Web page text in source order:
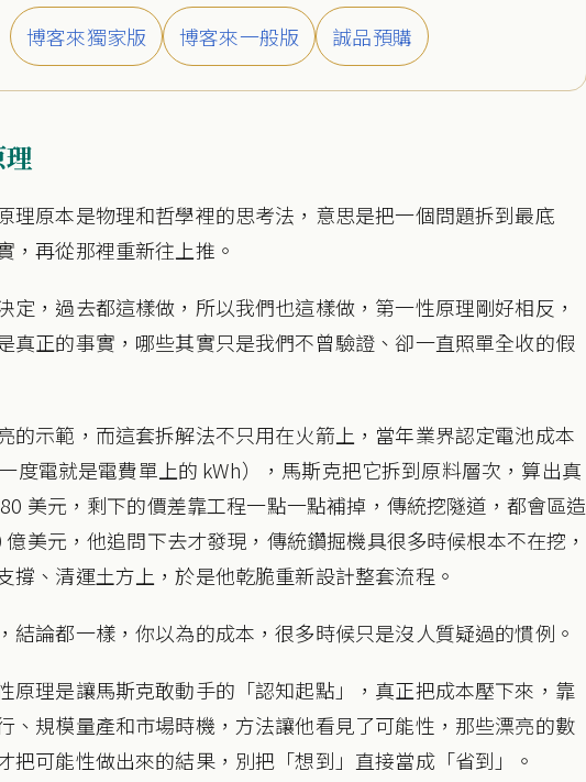
博客來獨家版 博客來一般版 誠品預購
理原本是物理和哲學裡的思考法，意思是把一個問題拆到最底
，再從那裡重新往上推。
定，過去都這樣做，所以我們也這樣做，第一性原理剛好相反，
真正的事實，哪些其實只是我們不曾驗證、卻一直照單全收的假
的示範，而這套拆解法不只用在火箭上，當年業界認定電池成本
度電就是電費單上的 kWh），馬斯克把它拆到原料層次，算出真
美元，剩下的價差靠工程一點一點補掉，傳統挖隧道，都會區造
美元，他追問下去才發現，傳統鑽掘機具很多時候根本不在挖，
撐、清運土方上，於是他乾脆重新設計整套流程。
結論都一樣，你以為的成本，很多時候只是沒人質疑過的慣例。
原理是讓馬斯克敢動手的「認知起點」，真正把成本壓下來，靠
、規模量產和市場時機，方法讓他看見了可能性，那些漂亮的數
把可能性做出來的結果，別把「想到」直接當成「省到」。